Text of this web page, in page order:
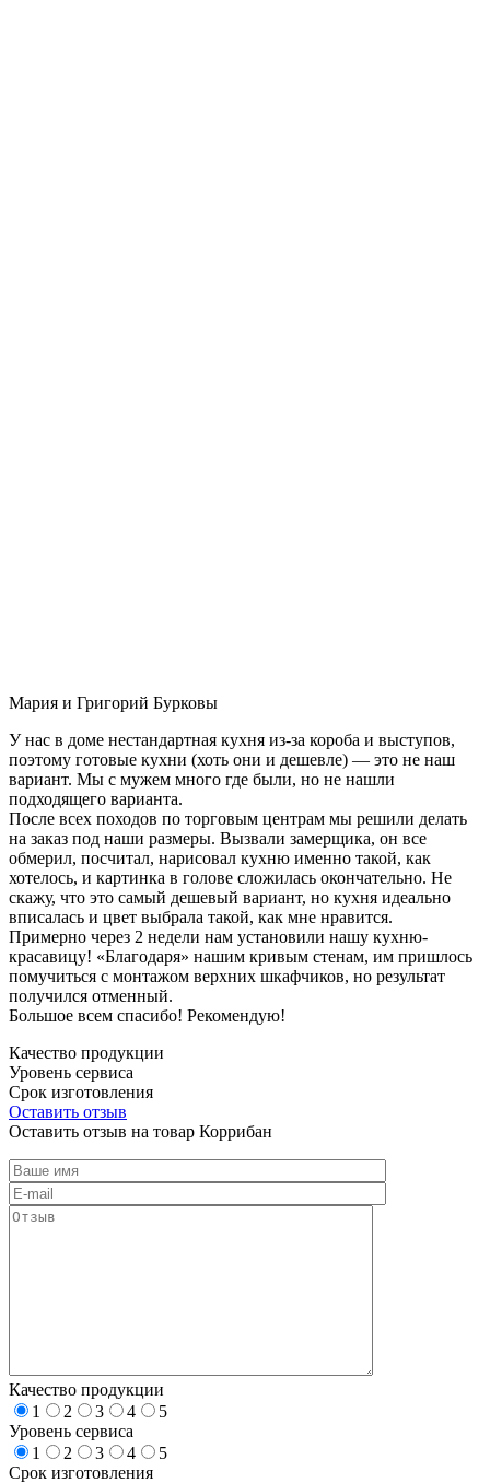
Мария и Григорий Бурковы
У нас в доме нестандартная кухня из-за короба и выступов,
поэтому готовые кухни (хоть они и дешевле) — это не наш
вариант. Мы с мужем много где были, но не нашли
подходящего варианта.
После всех походов по торговым центрам мы решили делать
на заказ под наши размеры. Вызвали замерщика, он все
обмерил, посчитал, нарисовал кухню именно такой, как
хотелось, и картинка в голове сложилась окончательно. Не
скажу, что это самый дешевый вариант, но кухня идеально
вписалась и цвет выбрала такой, как мне нравится.
Примерно через 2 недели нам установили нашу кухню-
красавицу! «Благодаря» нашим кривым стенам, им пришлось
помучиться с монтажом верхних шкафчиков, но результат
получился отменный.
Большое всем спасибо! Рекомендую!
Качество продукции
Уровень сервиса
Срок изготовления
Оставить отзыв
Оставить отзыв на товар Коррибан
Качество продукции
1
2 3 4
5
Уровень сервиса
1
2 3 4
5
Срок изготовления